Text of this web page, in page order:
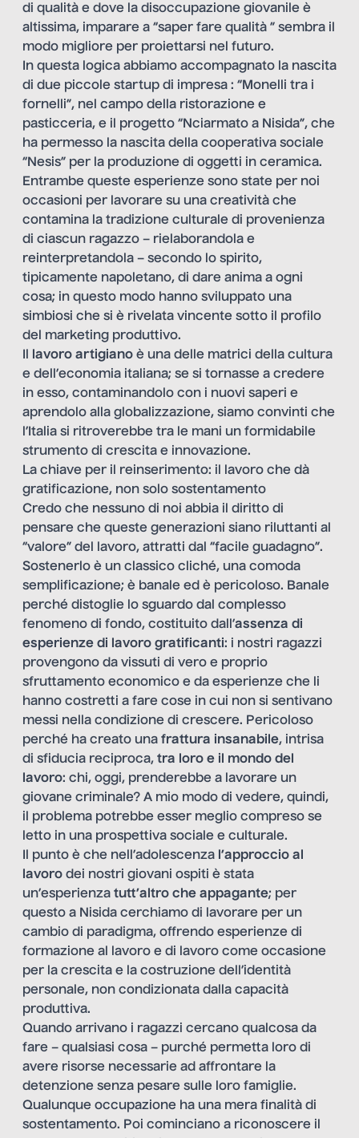
di qualità e dove la disoccupazione giovanile è
altissima, imparare a “saper fare qualità ” sembra il
modo migliore per proiettarsi nel futuro.
In questa logica abbiamo accompagnato la nascita
di due piccole startup di impresa : “Monelli tra i
fornelli”, nel campo della ristorazione e
pasticceria, e il progetto “Nciarmato a Nisida”, che
ha permesso la nascita della cooperativa sociale
“Nesis” per la produzione di oggetti in ceramica.
Entrambe queste esperienze sono state per noi
occasioni per lavorare su una creatività che
contamina la tradizione culturale di provenienza
di ciascun ragazzo – rielaborandola e
reinterpretandola – secondo lo spirito,
tipicamente napoletano, di dare anima a ogni
cosa; in questo modo hanno sviluppato una
simbiosi che si è rivelata vincente sotto il profilo
del marketing produttivo.
lavoro artigiano è una delle matrici della cultura
e dell’economia italiana; se si tornasse a credere
in esso, contaminandolo con i nuovi saperi e
aprendolo alla globalizzazione, siamo convinti che
l’Italia si ritroverebbe tra le mani un formidabile
strumento di crescita e innovazione.
La chiave per il reinserimento: il lavoro che dà
gratificazione, non solo sostentamento
Credo che nessuno di noi abbia il diritto di
pensare che queste generazioni siano riluttanti al
“valore” del lavoro, attratti dal “facile guadagno”.
Sostenerlo è un classico cliché, una comoda
semplificazione; è banale ed è pericoloso. Banale
perché distoglie lo sguardo dal complesso
fenomeno di fondo, costituito dall’assenza di
esperienze di lavoro gratificanti: i nostri ragazzi
provengono da vissuti di vero e proprio
sfruttamento economico e da esperienze che li
hanno costretti a fare cose in cui non si sentivano
messi nella condizione di crescere. Pericoloso
perché ha creato una frattura insanabile, intrisa
di sfiducia reciproca, tra loro e il mondo del
lavoro: chi, oggi, prenderebbe a lavorare un
giovane criminale? A mio modo di vedere, quindi,
il problema potrebbe esser meglio compreso se
letto in una prospettiva sociale e culturale.
Il punto è che nell’adolescenza l’approccio al
lavoro dei nostri giovani ospiti è stata
un’esperienza tutt’altro che appagante; per
questo a Nisida cerchiamo di lavorare per un
cambio di paradigma, offrendo esperienze di
formazione al lavoro e di lavoro come occasione
per la crescita e la costruzione dell’identità
personale, non condizionata dalla capacità
produttiva.
Quando arrivano i ragazzi cercano qualcosa da
fare – qualsiasi cosa – purché permetta loro di
avere risorse necessarie ad affrontare la
detenzione senza pesare sulle loro famiglie.
Qualunque occupazione ha una mera finalità di
sostentamento. Poi cominciano a riconoscere il